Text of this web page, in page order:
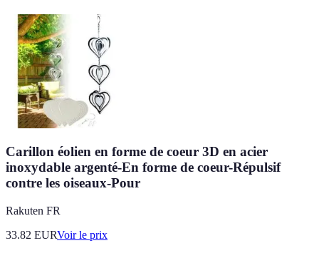
Carillon éolien en forme de coeur 3D en acier
inoxydable argenté-En forme de coeur-Répulsif
contre les oiseaux-Pour
Rakuten FR
33.82 EURVoir le prix